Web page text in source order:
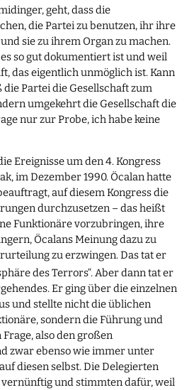
geht, dass die
die Partei zu benutzen, ihr ihre
sie zu ihrem Organ zu machen.
so gut dokumentiert ist und weil
das eigentlich unmöglich ist. Kann
die Partei die Gesellschaft zum
umgekehrt die Gesellschaft die
nur zur Probe, ich habe keine
Ereignisse um den 4. Kongress
im Dezember 1990. Öcalan hatte
auf diesem Kongress die
durchzusetzen – das heißt
Funktionäre vorzubringen, ihre
Öcalans Meinung dazu zu
zu erzwingen. Das tat er
des Terrors“. Aber dann tat er
Er ging über die einzelnen
und stellte nicht die üblichen
sondern die Führung und
also den großen
zwar ebenso wie immer unter
diesen selbst. Die Delegierten
vernünftig und stimmten dafür, weil